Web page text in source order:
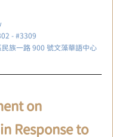
- #3309
族一路 900 號文藻華語中心
on
Response to